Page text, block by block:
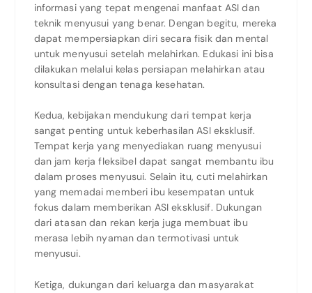
informasi yang tepat mengenai manfaat ASI dan
teknik menyusui yang benar. Dengan begitu, mereka
dapat mempersiapkan diri secara fisik dan mental
untuk menyusui setelah melahirkan. Edukasi ini bisa
dilakukan melalui kelas persiapan melahirkan atau
konsultasi dengan tenaga kesehatan.
Kedua, kebijakan mendukung dari tempat kerja
sangat penting untuk keberhasilan ASI eksklusif.
Tempat kerja yang menyediakan ruang menyusui
dan jam kerja fleksibel dapat sangat membantu ibu
dalam proses menyusui. Selain itu, cuti melahirkan
yang memadai memberi ibu kesempatan untuk
fokus dalam memberikan ASI eksklusif. Dukungan
dari atasan dan rekan kerja juga membuat ibu
merasa lebih nyaman dan termotivasi untuk
menyusui.
Ketiga, dukungan dari keluarga dan masyarakat